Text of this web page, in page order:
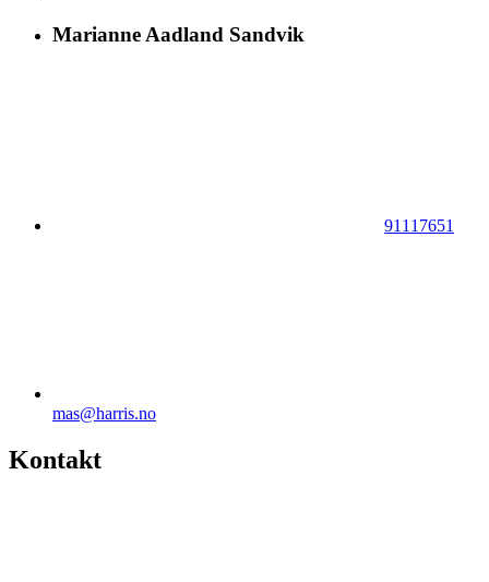
Marianne Aadland Sandvik
91117651
mas@harris.no
Kontakt